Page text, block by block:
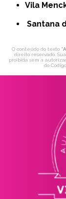
Vila
Santana
O conteúdo do texto "
direito reservado.
proibida sem a
do